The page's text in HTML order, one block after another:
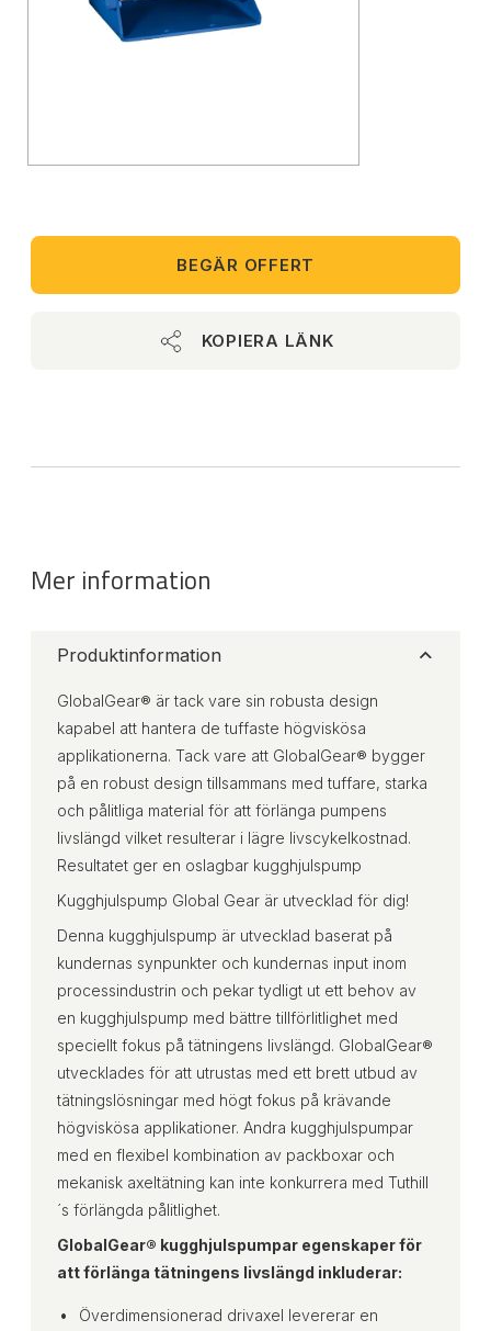
BEGÄR OFFERT
KOPIERA LÄNK
Mer information
Produktinformation
GlobalGear® är tack vare sin robusta design
kapabel att hantera de tuffaste högviskösa
applikationerna. Tack vare att GlobalGear® bygger
på en robust design tillsammans med tuffare, starka
och pålitliga material för att förlänga pumpens
livslängd vilket resulterar i lägre livscykelkostnad.
Resultatet ger en oslagbar kugghjulspump
Kugghjulspump Global Gear är utvecklad för dig!
Denna kugghjulspump är utvecklad baserat på
kundernas synpunkter och kundernas input inom
processindustrin och pekar tydligt ut ett behov av
en kugghjulspump med bättre tillförlitlighet med
speciellt fokus på tätningens livslängd. GlobalGear®
utvecklades för att utrustas med ett brett utbud av
tätningslösningar med högt fokus på krävande
högviskösa applikationer. Andra kugghjulspumpar
med en flexibel kombination av packboxar och
mekanisk axeltätning kan inte konkurrera med Tuthill
´s förlängda pålitlighet.
GlobalGear® kugghjulspumpar egenskaper för
att förlänga tätningens livslängd inkluderar:
Överdimensionerad drivaxel levererar en